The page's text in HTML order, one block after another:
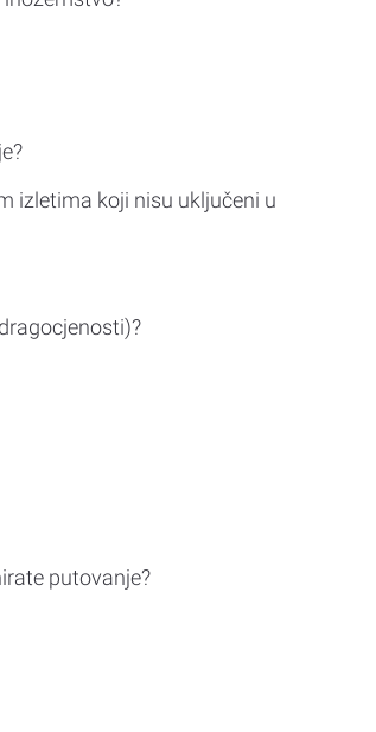
izletima koji nisu uključeni u
putovanje?